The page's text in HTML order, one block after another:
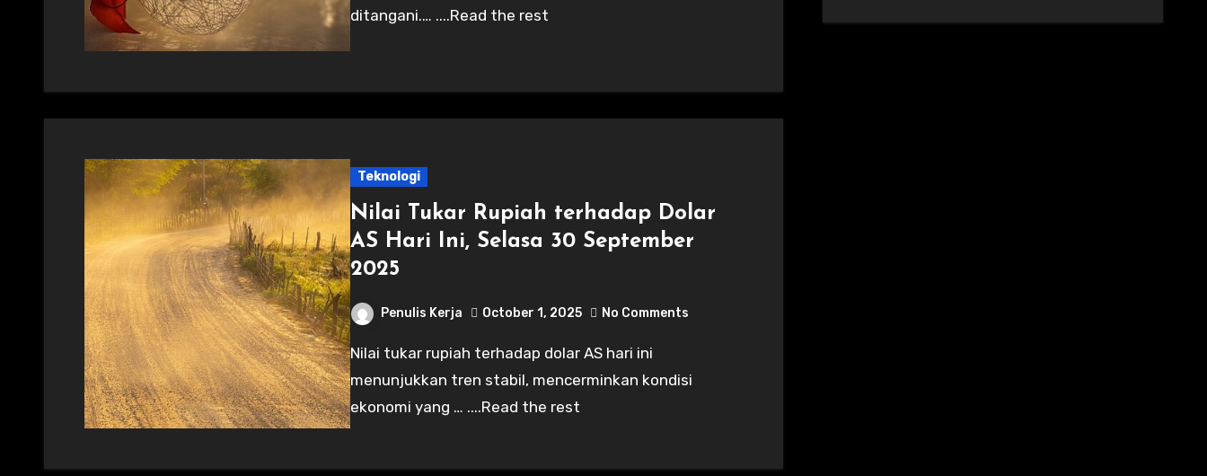
ditangani.… ....Read the rest
Teknologi
Nilai Tukar Rupiah terhadap Dolar
AS Hari Ini, Selasa 30 September
2025
Penulis Kerja October 1, 2025 No Comments
Nilai tukar rupiah terhadap dolar AS hari ini
menunjukkan tren stabil, mencerminkan kondisi
ekonomi yang … ....Read the rest